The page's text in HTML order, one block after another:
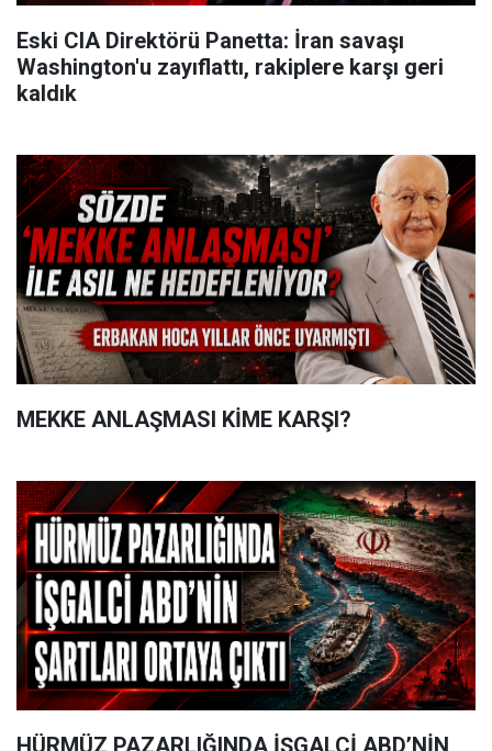
Eski CIA Direktörü Panetta: İran savaşı
Washington'u zayıflattı, rakiplere karşı geri
kaldık
MEKKE ANLAŞMASI KİME KARŞI?
HÜRMÜZ PAZARLIĞINDA İŞGALCİ ABD’NİN